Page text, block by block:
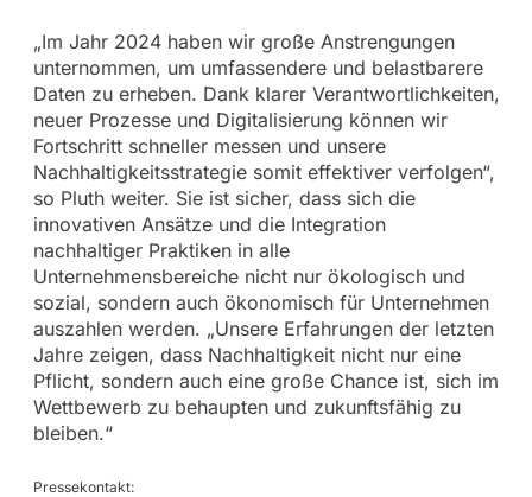
„Im Jahr 2024 haben wir große Anstrengungen
unternommen, um umfassendere und belastbarere
Daten zu erheben. Dank klarer Verantwortlichkeiten,
neuer Prozesse und Digitalisierung können wir
Fortschritt schneller messen und unsere
Nachhaltigkeitsstrategie somit effektiver verfolgen“,
so Pluth weiter. Sie ist sicher, dass sich die
innovativen Ansätze und die Integration
nachhaltiger Praktiken in alle
Unternehmensbereiche nicht nur ökologisch und
sozial, sondern auch ökonomisch für Unternehmen
auszahlen werden. „Unsere Erfahrungen der letzten
Jahre zeigen, dass Nachhaltigkeit nicht nur eine
Pflicht, sondern auch eine große Chance ist, sich im
Wettbewerb zu behaupten und zukunftsfähig zu
bleiben.“
Pressekontakt: